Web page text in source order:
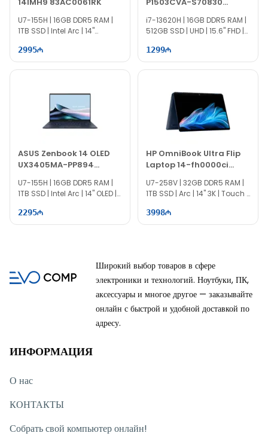
U7-155H | 16GB DDR5 RAM |
1TB SSD | Intel Arc | 14"
Win11
2995
90NX0881-M00X90
i7-13620H | 16GB DDR5 RAM |
512GB SSD | UHD | 15.6" FHD |
1299
ASUS Zenbook 14 OLED
UX3405MA-PP894
90NB11R1-M01JU0
U7-155H | 16GB DDR5 RAM |
1TB SSD | Intel Arc | 14" OLED |
2295
HP OmniBook Ultra Flip
Laptop 14-fh0000ci
B54Z8EA
U7-258V | 32GB DDR5 RAM |
1TB SSD | Arc | 14" 3K | Touch |
3998
Широкий выбор товаров в сфере
электроники и технологий. Ноутбуки, ПК,
аксессуары и многое другое — заказывайте
онлайн с быстрой и удобной доставкой по
адресу.
ИНФОРМАЦИЯ
О нас
КОНТАКТЫ
Собрать свой компьютер онлайн!